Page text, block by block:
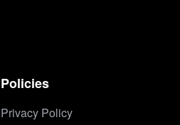
Policies
Privacy Policy